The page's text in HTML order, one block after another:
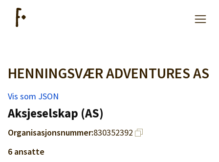
Artikler
Hjelp
Kjøpe lister
HENNINGSVÆR ADVENTURES AS
Vis som JSON
Aksjeselskap (AS)
Organisasjonsnummer:830352392
6 ansatte